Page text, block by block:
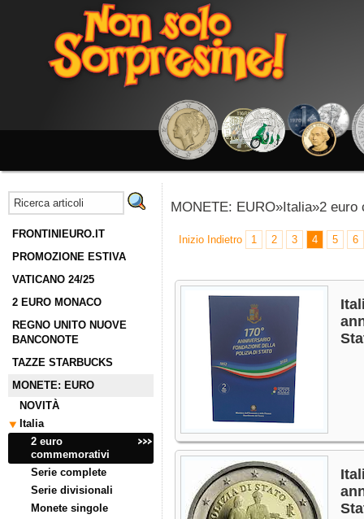
FRONTINIEURO.IT
PROMOZIONE ESTIVA
VATICANO 24/25
2 EURO MONACO
REGNO UNITO NUOVE
BANCONOTE
TAZZE STARBUCKS
MONETE: EURO
NOVITÀ
Italia
2 euro
commemorativi
Serie complete
Serie divisionali
Monete singole
MONETE: EURO»Italia»2 euro
Inizio Indietro 1 2 3 4 5 6